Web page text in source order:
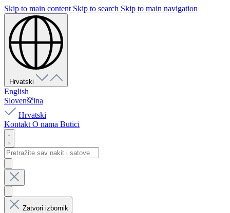
Skip to main content Skip to search Skip to main navigation
Hrvatski
English
Slovenščina
Hrvatski
Kontakt O nama Butici
Zatvori izbornik